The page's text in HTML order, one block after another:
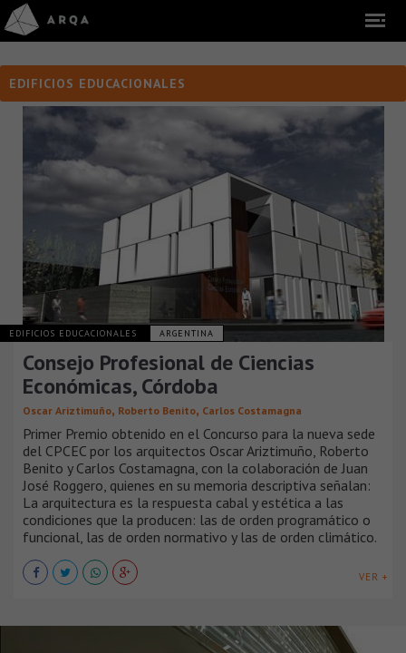
EDIFICIOS EDUCACIONALES
EDIFICIOS EDUCACIONALES ARGENTINA
Consejo Profesional de Ciencias
Económicas, Córdoba
Oscar Ariztimuño, Roberto Benito, Carlos Costamagna
Primer Premio obtenido en el Concurso para la nueva sede
del CPCEC por los arquitectos Oscar Ariztimuño, Roberto
Benito y Carlos Costamagna, con la colaboración de Juan
José Roggero, quienes en su memoria descriptiva señalan:
La arquitectura es la respuesta cabal y estética a las
condiciones que la producen: las de orden programático o
funcional, las de orden normativo y las de orden climático.
VER +